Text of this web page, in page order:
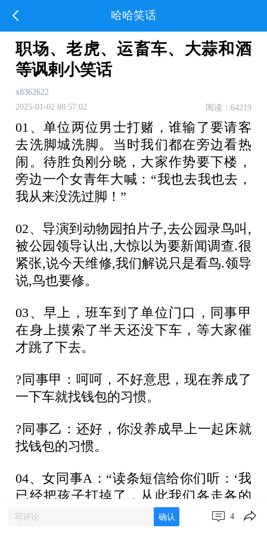
哈哈笑话
职场、老虎、运畜车、大蒜和酒
等讽剌小笑话
x8362622
2025-01-02 08:57:02
阅读：64219
01、单位两位男士打赌，谁输了要请客
去洗脚城洗脚。当时我们都在旁边看热
闹。待胜负刚分晓，大家作势要下楼，
旁边一个女青年大喊：“我也去我也去，
我从来没洗过脚！”
02、导演到动物园拍片子,去公园录鸟叫,
被公园领导认出,大惊以为要新闻调查.很
紧张,说今天维修,我们解说只是看鸟.领导
说,鸟也要修。
03、早上，班车到了单位门口，同事甲
在身上摸索了半天还没下车，等大家催
才跳了下去。
?同事甲：呵呵，不好意思，现在养成了
一下车就找钱包的习惯。
?同事乙：还好，你没养成早上一起床就
找钱包的习惯。
04、女同事A：“读条短信给你们听：‘我
已经把孩子打掉了，从此我们各走各的
路！’”
确认 4